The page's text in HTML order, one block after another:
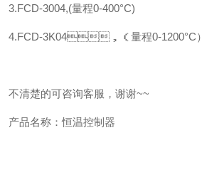
3.FCD-3004,(量程0-400°C)
4.FCD-3K04，（量程0-1200°C）
不清楚的可咨询客服，谢谢~~
产品名称：恒温控制器